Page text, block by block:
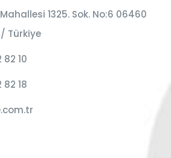
1325. Sok. No:6 06460
Türkiye
10
18